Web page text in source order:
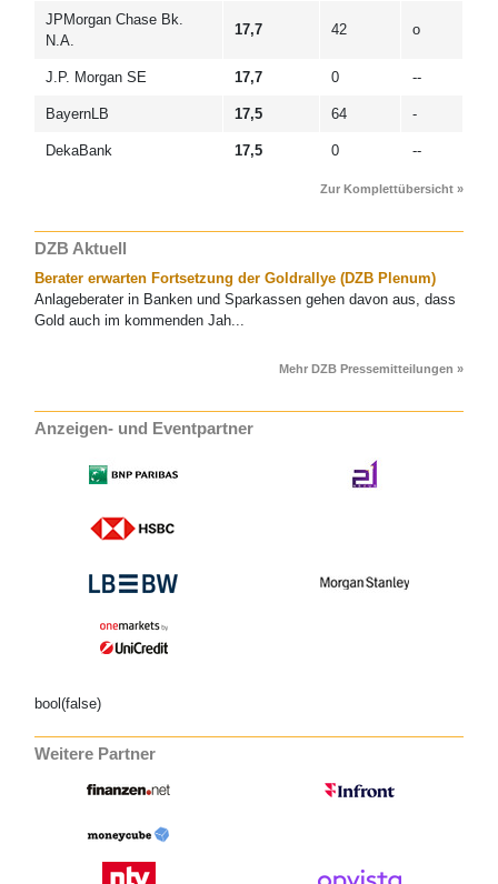
JPMorgan Chase Bk.
N.A.
17,7 42 o
J.P. Morgan SE 17,7 0 --
BayernLB 17,5 64 -
DekaBank 17,5 0 --
Zur Komplettübersicht »
DZB Aktuell
Berater erwarten Fortsetzung der Goldrallye (DZB Plenum)
Anlageberater in Banken und Sparkassen gehen davon aus, dass
Gold auch im kommenden Jah...
Mehr DZB Pressemitteilungen »
Anzeigen- und Eventpartner
bool(false)
Weitere Partner